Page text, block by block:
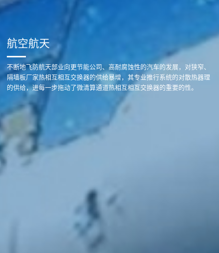
航空航天
不断地飞防航天部业向更节能公司、高耐腐蚀性的汽车的发展，对狭窄、
隔墙板厂家热相互相互交换器的供给暴增，其专业推行系统的对散热器理
的供给，进每一步拖动了微清算通道热相互相互交换器的重要的性。